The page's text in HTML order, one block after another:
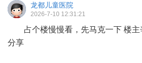
龙都儿童医院
2026-7-10 12:31:21
占个楼慢慢看，先马克一下 楼主
分享